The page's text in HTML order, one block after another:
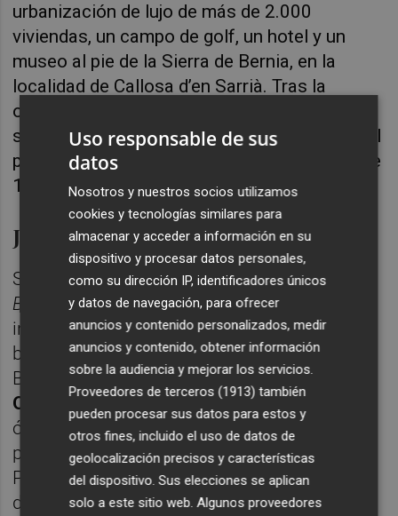
urbanización de lujo de más de 2.000
viviendas, un campo de golf, un hotel y un
museo al pie de la Sierra de Bernia, en la
localidad de Callosa d’en Sarrià. Tras la
oposición de los ecologistas y después de
ser paralizado dos veces por los tribunales, el
proyecto se reformuló a la baja con menos de
1.000 viviendas y más zona verde.
José Manuel Serra Peris
Serra Peris, que está imputado en elcaso
Bankia
junto al resto de exconsejeros, fue
incluido en el consejo de administración del
banco tras la fusión de Caja Madrid y
Bancaja. Entró a propuesta deJosé Luis
Olivas
, dentro de la cuota valenciana en el
órgano de administración de la entidad
presidida porRodrigo Rato, con el que Serra
Peris había coincidido en el primer Ejecutivo
de Aznar. Incluso se postuló para ser
Uso responsable de sus
datos
Nosotros y nuestros socios utilizamos
cookies y tecnologías similares para
almacenar y acceder a información en su
dispositivo y procesar datos personales,
como su dirección IP, identificadores únicos
y datos de navegación, para ofrecer
anuncios y contenido personalizados, medir
anuncios y contenido, obtener información
sobre la audiencia y mejorar los servicios.
Proveedores de terceros (1913) también
pueden procesar sus datos para estos y
otros fines, incluido el uso de datos de
geolocalización precisos y características
del dispositivo. Sus elecciones se aplican
solo a este sitio web. Algunos proveedores